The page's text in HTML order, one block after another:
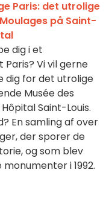
Paris: det utrolige
på Saint-
dig i et
Vi vil gerne
for det utrolige
Musée des
Saint-Louis.
En samling af over
der sporer de
og som blev
i 1992.